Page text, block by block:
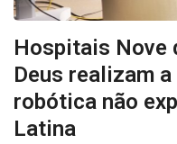
Hospitais Nove
Deus realizam
robótica não
Latina